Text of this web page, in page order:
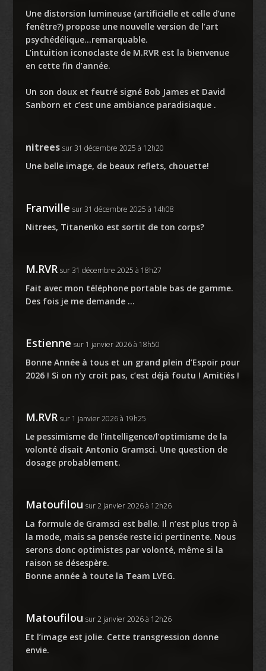
Une distorsion lumineuse (artificielle et celle d’une
fenêtre?) propose une nouvelle version de l’art
psychédélique…remarquable.
L’intuition iconoclaste de M.RVR est la bienvenue
en cette fin d’année.
Un son doux et feutré signé Bob James et David
Sanborn et c’est une ambiance paradisiaque .
nitrees sur 31 décembre 2025 à 12h20
Une belle image, de beaux reflets, chouette!
Franville sur 31 décembre 2025 à 14h08
Nitrees, Titanenko est sortit de ton corps?
M.RVR sur 31 décembre 2025 à 18h27
Fait avec mon téléphone portable bas de gamme.
Des fois je me demande …
Estienne sur 1 janvier 2026 à 18h50
Bonne Année à tous et un grand plein d’Espoir pour
2026 ! Si on n’y croit pas, c’est déjà foutu ! Amitiés !
M.RVR sur 1 janvier 2026 à 19h25
Le pessimisme de l’intelligence/l’optimisme de la
volonté disait Antonio Gramsci. Une question de
dosage probablement.
Matoufilou sur 2 janvier 2026 à 12h26
La formule de Gramsci est belle. Il n’est plus trop à
la mode, mais sa pensée reste ici pertinente. Nous
serons donc optimistes par volonté, même si la
raison se désespère.
Bonne année à toute la Team LVEG.
Matoufilou sur 2 janvier 2026 à 12h26
Et l’image est jolie. Cette transgression donne
envie.